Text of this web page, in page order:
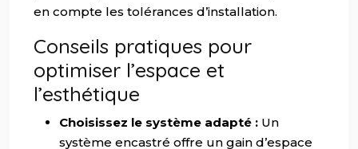
en compte les tolérances d’installation.
Conseils pratiques pour
optimiser l’espace et
l’esthétique
Choisissez le système adapté : Un
système encastré offre un gain d’espace